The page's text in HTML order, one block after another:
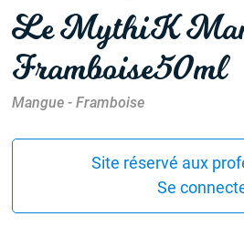
Le MythiK
Framboise 50ml
Mangue - Framboise
Site réservé aux
Se